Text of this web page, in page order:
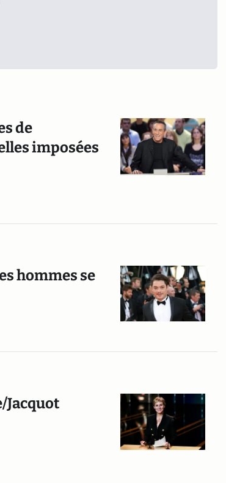
de
imposées
hommes se
Jacquot